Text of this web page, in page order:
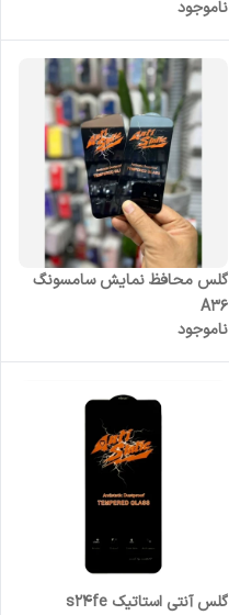
2019-ضدخشY9prime2019
ناموجود
گلس محافظ نمایش سامسونگ
A36
ناموجود
گلس آنتی استاتیک s24fe